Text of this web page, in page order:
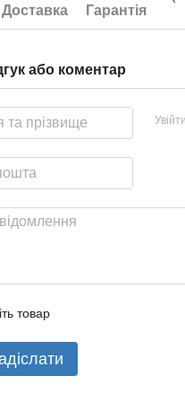
Доставка Гарантія
або коментар
товар